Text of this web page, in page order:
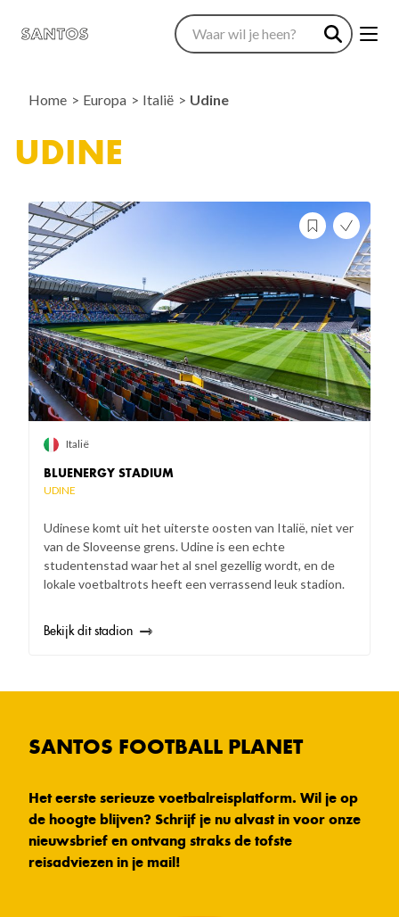
Home Europa Italië Udine
UDINE
BLUENERGY STADIUM
UDINE
Udinese komt uit het uiterste oosten van Italië, niet ver
van de Sloveense grens. Udine is een echte
studentenstad waar het al snel gezellig wordt, en de
lokale voetbaltrots heeft een verrassend leuk stadion.
Italië
Bekijk dit stadion
SANTOS FOOTBALL PLANET
Het eerste serieuze voetbalreisplatform. Wil je op
de hoogte blijven? Schrijf je nu alvast in voor onze
nieuwsbrief en ontvang straks de tofste
reisadviezen in je mail!